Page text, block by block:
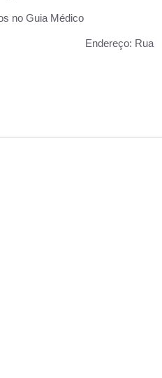
no Guia Médico
2). Endereço: Rua